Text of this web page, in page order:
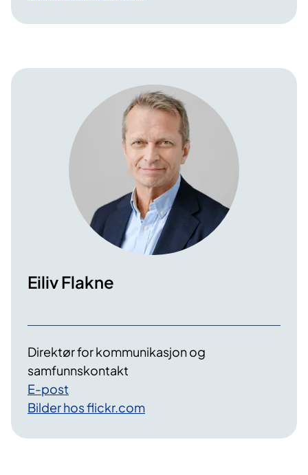
Eiliv Flakne
Direktør for kommunikasjon og
samfunnskontakt
E-post
Bilder hos flickr.com